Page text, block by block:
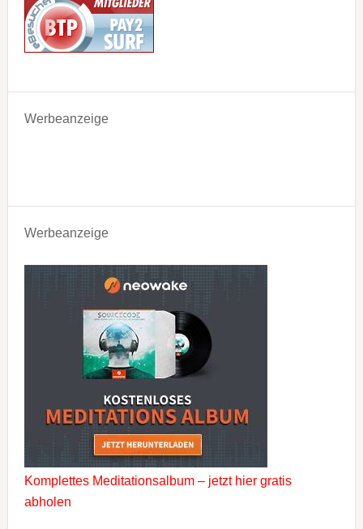
Werbeanzeige
Werbeanzeige
Komplettes Meditationsalbum – jetzt hier gratis
abholen